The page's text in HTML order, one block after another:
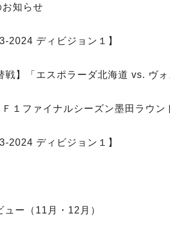
知らせ
2024 ディビジョン１】
】「エスポラーダ北海道 vs. ヴ
１ファイナルシーズン墨田ラウン
2024 ディビジョン１】
ー（11月・12月）